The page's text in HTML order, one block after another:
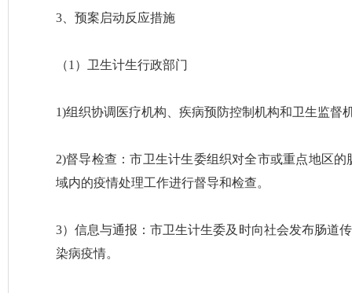
3、预案启动反应措施
（1）卫生计生行政部门
1)组织协调医疗机构、疾病预防控制机构和卫生监
2)督导检查：市卫生计生委组织对全市或重点地区
域内的疫情处理工作进行督导和检查。
3）信息与通报：市卫生计生委及时向社会发布肠道
染病疫情。